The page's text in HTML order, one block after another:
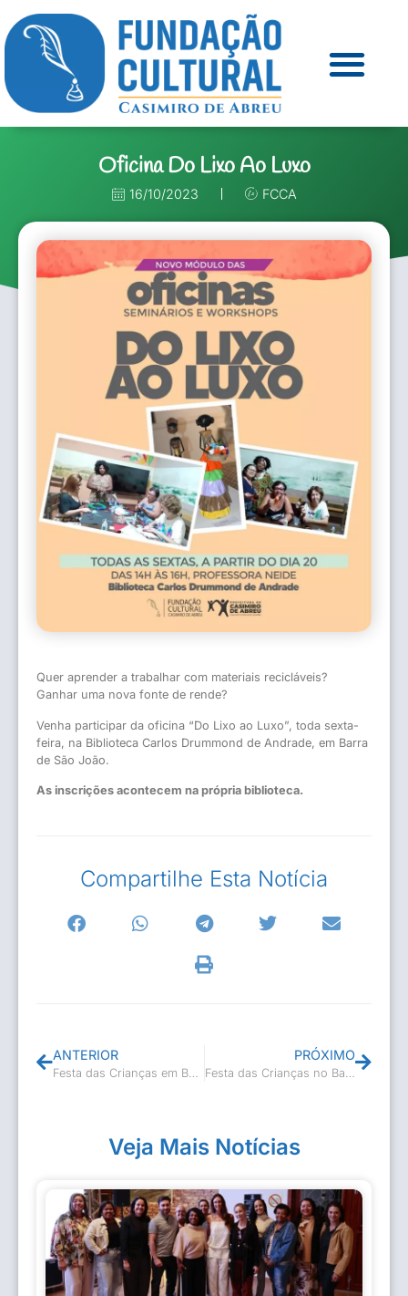
Oficina Do Lixo Ao Luxo
16/10/2023 FCCA
Quer aprender a trabalhar com materiais recicláveis?
Ganhar uma nova fonte de rende?
Venha participar da oficina “Do Lixo ao Luxo”, toda sexta-
feira, na Biblioteca Carlos Drummond de Andrade, em Barra
de São João.
As inscrições acontecem na própria biblioteca.
Compartilhe Esta Notícia
ANTERIOR
Festa das Crianças em Boa Esperança
PRÓXIMO
Festa das Crianças no Bairro Santa Irene
Veja Mais Notícias